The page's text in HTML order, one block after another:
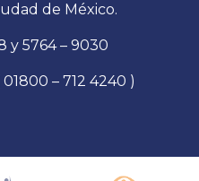
de México.
y 5764 – 9030
– 712 4240 )